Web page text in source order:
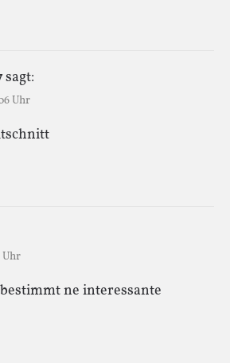
sagt:
Uhr
Uhr
ne interessante